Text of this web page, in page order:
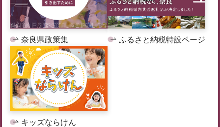
奈良県政策集 ふるさと納税特設ページ
キッズならけん